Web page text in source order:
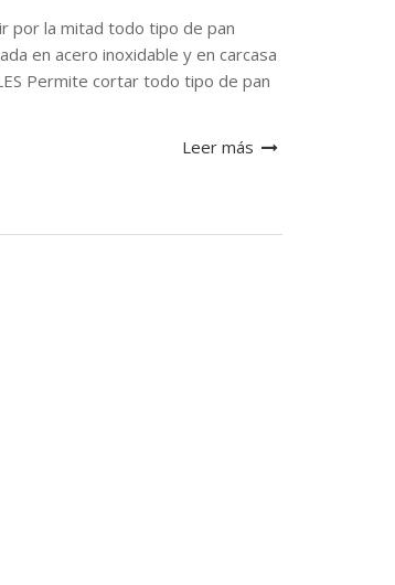
por la mitad todo tipo de pan
en acero inoxidable y en carcasa
Permite cortar todo tipo de pan
Leer más